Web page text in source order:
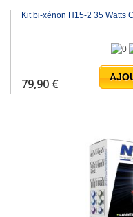
Kit bi-xénon H15-2 35 Watts
79,90 €